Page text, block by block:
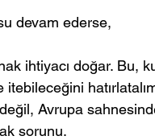
devam ederse,
ihtiyacı doğar. Bu,
Avrupa
sorunu.